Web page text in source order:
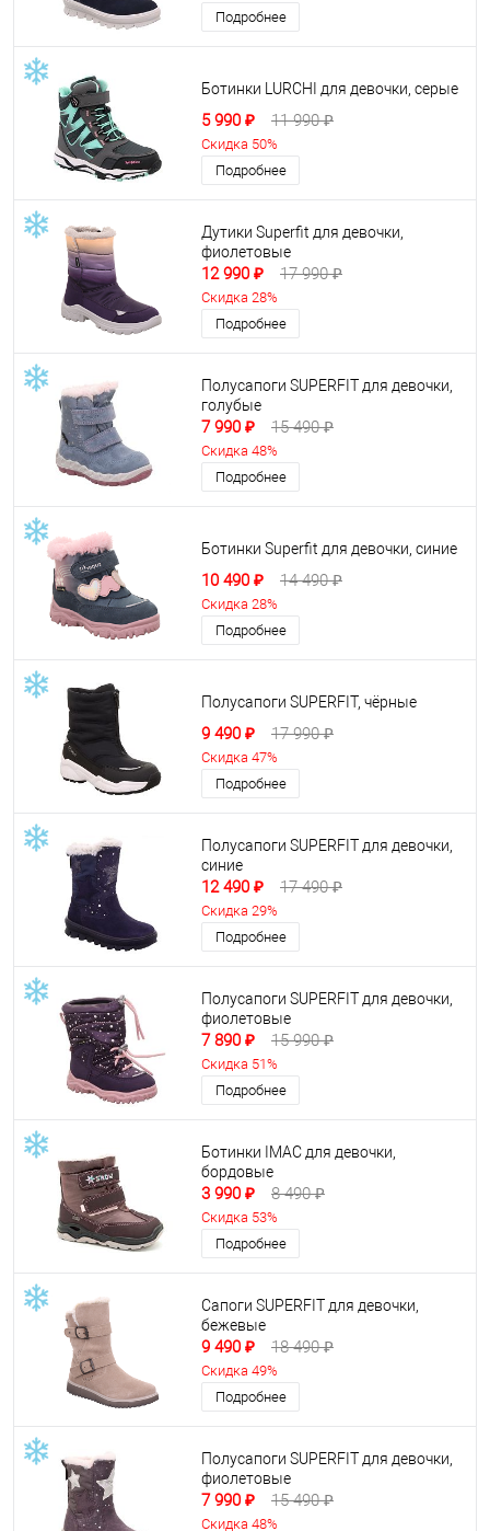
Подробнее
Ботинки LURCHI для девочки, серые
5 990 ₽ 11 990 ₽
Скидка 50%
Подробнее
Дутики Superfit для девочки,
фиолетовые
12 990 ₽ 17 990 ₽
Скидка 28%
Подробнее
Полусапоги SUPERFIT для девочки,
голубые
7 990 ₽ 15 490 ₽
Скидка 48%
Подробнее
Ботинки Superfit для девочки, синие
10 490 ₽ 14 490 ₽
Скидка 28%
Подробнее
Полусапоги SUPERFIT, чёрные
9 490 ₽ 17 990 ₽
Скидка 47%
Подробнее
Полусапоги SUPERFIT для девочки,
синие
12 490 ₽ 17 490 ₽
Скидка 29%
Подробнее
Полусапоги SUPERFIT для девочки,
фиолетовые
7 890 ₽ 15 990 ₽
Скидка 51%
Подробнее
Ботинки IMAC для девочки,
бордовые
3 990 ₽ 8 490 ₽
Скидка 53%
Подробнее
Cапоги SUPERFIT для девочки,
бежевые
9 490 ₽ 18 490 ₽
Скидка 49%
Подробнее
Полусапоги SUPERFIT для девочки,
фиолетовые
7 990 ₽ 15 490 ₽
Скидка 48%